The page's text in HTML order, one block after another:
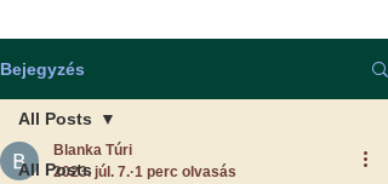
Bejegyzés
All Posts
All Posts
Blanka Túri
2023. júl. 7. 1 perc olvasás